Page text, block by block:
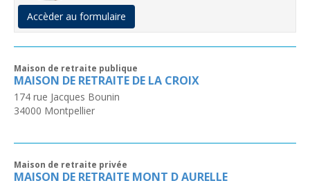
Accèder au formulaire
Maison de retraite publique
MAISON DE RETRAITE DE LA CROIX
174 rue Jacques Bounin
34000 Montpellier
Maison de retraite privée
MAISON DE RETRAITE MONT D AURELLE